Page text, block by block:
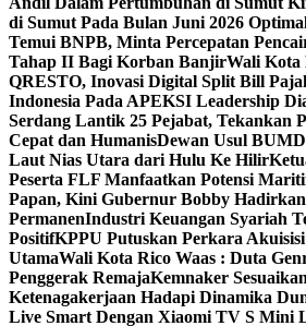
di Sumut Pada Bulan Juni 2026
Temui BNPB, Minta Percepatan
Tahap II Bagi Korban BanjirWali Kota
QRESTO, Inovasi Digital Split Bill
Indonesia Pada APEKSI Leadership
Serdang Lantik 25 Pejabat, Tekankan
Cepat dan HumanisDewan Usul
Laut Nias Utara dari Hulu Ke Hilir
Peserta FLF Manfaatkan Potensi
Papan, Kini Gubernur Bobby Hadirkan
PermanenIndustri Keuangan Syariah
PositifKPPU Putuskan Perkara
UtamaWali Kota Rico Waas : Duta
Penggerak RemajaKemnaker
Ketenagakerjaan Hadapi Dinamika
Live Smart Dengan Xiaomi TV S Mini